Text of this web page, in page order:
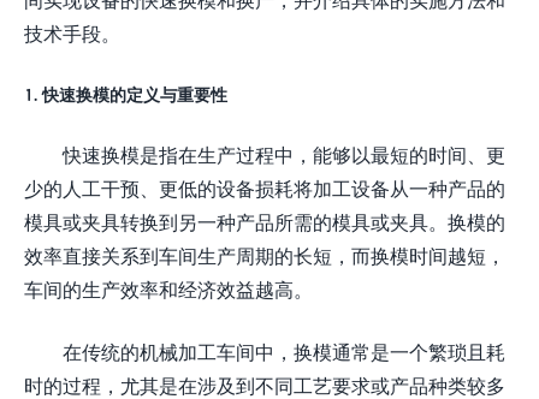
技术手段。
1. 快速换模的定义与重要性
快速换模是指在生产过程中，能够以最短的时间、更
少的人工干预、更低的设备损耗将加工设备从一种产品的
模具或夹具转换到另一种产品所需的模具或夹具。换模的
效率直接关系到车间生产周期的长短，而换模时间越短，
车间的生产效率和经济效益越高。
在传统的机械加工车间中，换模通常是一个繁琐且耗
时的过程，尤其是在涉及到不同工艺要求或产品种类较多